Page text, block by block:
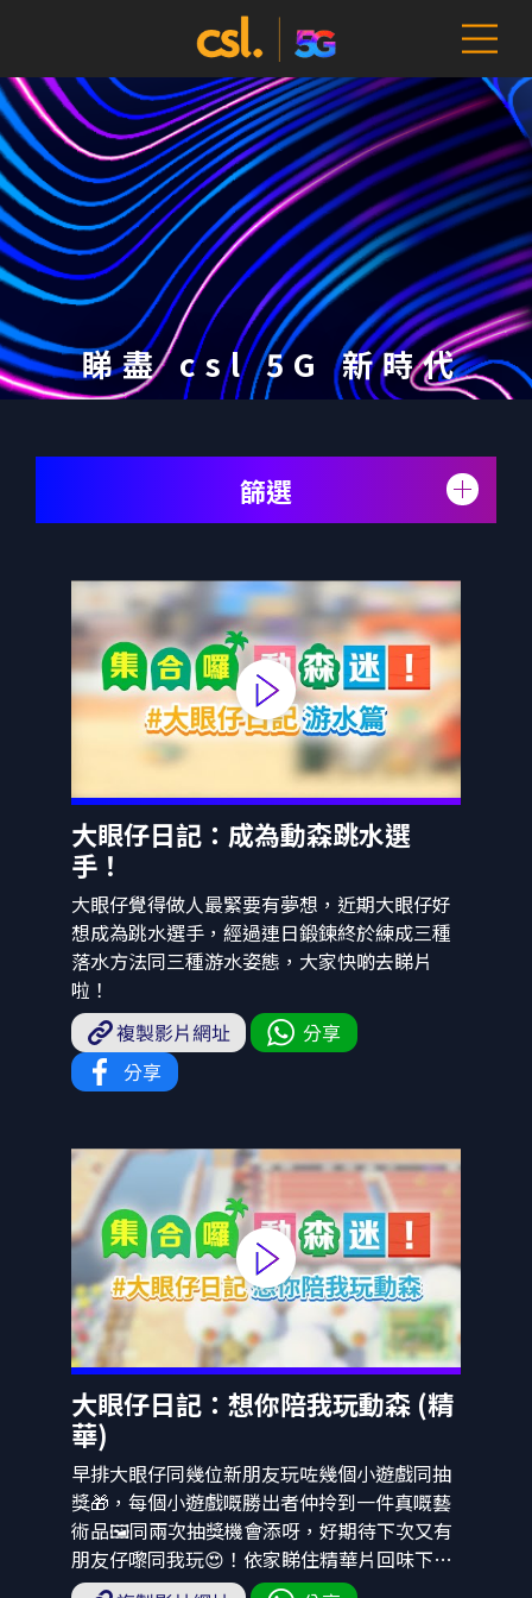
睇盡 csl 5G 新時代
篩選
大眼仔日記：成為動森跳水選
手！
大眼仔覺得做人最緊要有夢想，近期大眼仔好
想成為跳水選手，經過連日鍛鍊終於練成三種
落水方法同三種游水姿態，大家快啲去睇片
啦！
大眼仔日記：想你陪我玩動森 (精
華)
早排大眼仔同幾位新朋友玩咗幾個小遊戲同抽
獎🎁，每個小遊戲嘅勝出者仲拎到一件真嘅藝
術品🖼同兩次抽獎機會添呀，好期待下次又有
朋友仔嚟同我玩😍！依家睇住精華片回味下先
啦😬